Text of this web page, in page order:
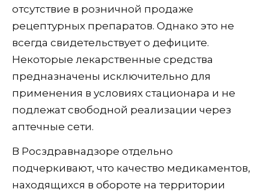
отсутствие в розничной продаже
рецептурных препаратов. Однако это не
всегда свидетельствует о дефиците.
Некоторые лекарственные средства
предназначены исключительно для
применения в условиях стационара и не
подлежат свободной реализации через
аптечные сети.
В Росздравнадзоре отдельно
подчеркивают, что качество медикаментов,
находящихся в обороте на территории